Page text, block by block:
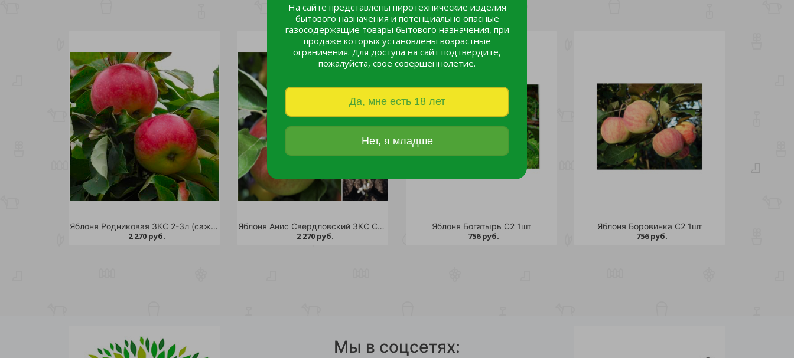
На сайте представлены пиротехнические изделия
бытового назначения и потенциально опасные
газосодержащие товары бытового назначения, при
продаже которых установлены возрастные
ограничения. Для доступа на сайт подтвердите,
пожалуйста, свое совершеннолетие.
Да, мне есть 18 лет
Нет, я младше
Яблоня Родниковая ЗКС 2-3л (саженец 3х летний) 1шт
2 270 руб.
Яблоня Анис Свердловский ЗКС С5-7 (саженец 4х летний)
2 270 руб.
Яблоня Богатырь С2 1шт
756 руб.
Яблоня Боровинка С2 1шт
756 руб.
Мы в соцсетях: